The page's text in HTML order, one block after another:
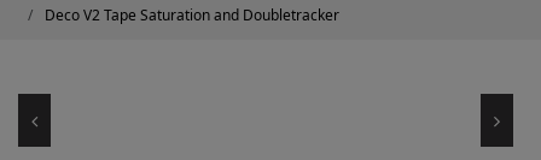
Deco V2 Tape Saturation and Doubletracker